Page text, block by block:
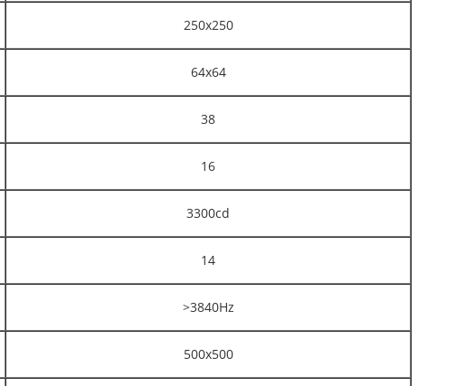
250x250
64x64
38
16
3300cd
14
>3840Hz
500x500